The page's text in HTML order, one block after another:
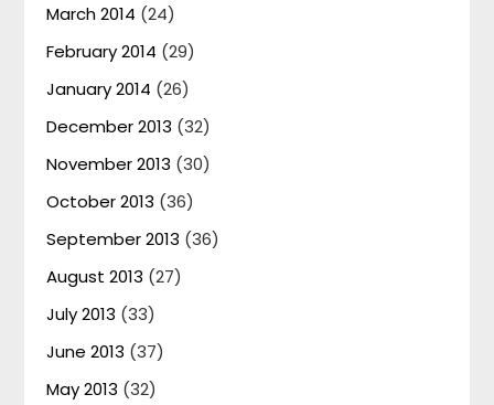
March 2014 (24)
February 2014 (29)
January 2014 (26)
December 2013 (32)
November 2013 (30)
October 2013 (36)
September 2013 (36)
August 2013 (27)
July 2013 (33)
June 2013 (37)
May 2013 (32)